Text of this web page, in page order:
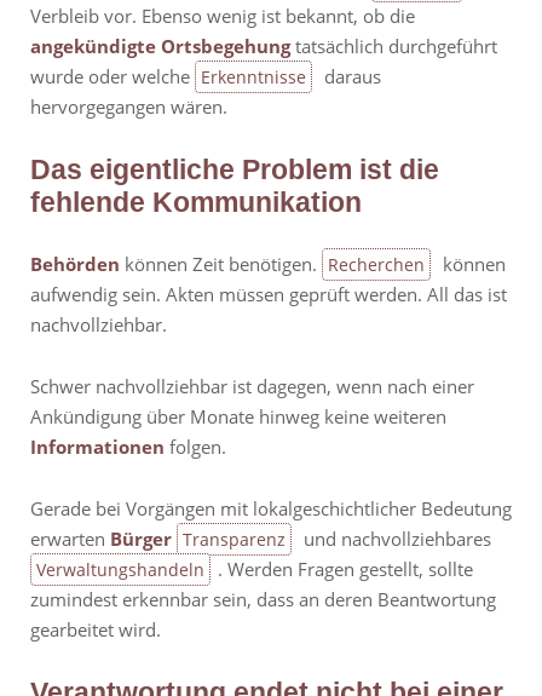
Verbleib vor. Ebenso wenig ist bekannt, ob die
angekündigte Ortsbegehungtatsächlich durchgeführt
wurde oder welche Erkenntnisse
daraus
hervorgegangen wären.
Das eigentliche Problem ist die
fehlende Kommunikation
Behörden können Zeit benötigen. Recherchen
können
aufwendig sein. Akten müssen geprüft werden. All das ist
nachvollziehbar.
Schwer nachvollziehbar ist dagegen, wenn nach einer
Ankündigung über Monate hinweg keine weiteren
Informationen folgen.
Gerade bei Vorgängen mit lokalgeschichtlicher Bedeutung
erwarten Bürger Transparenz und nachvollziehbares
Verwaltungshandeln
. Werden Fragen gestellt, sollte
zumindest erkennbar sein, dass an deren Beantwortung
gearbeitet wird.